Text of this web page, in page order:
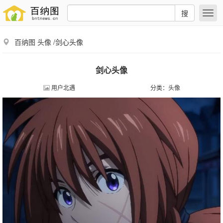
搜
百纳图 头像 /剑心头像
剑心头像
用户北遇 分类： 头像